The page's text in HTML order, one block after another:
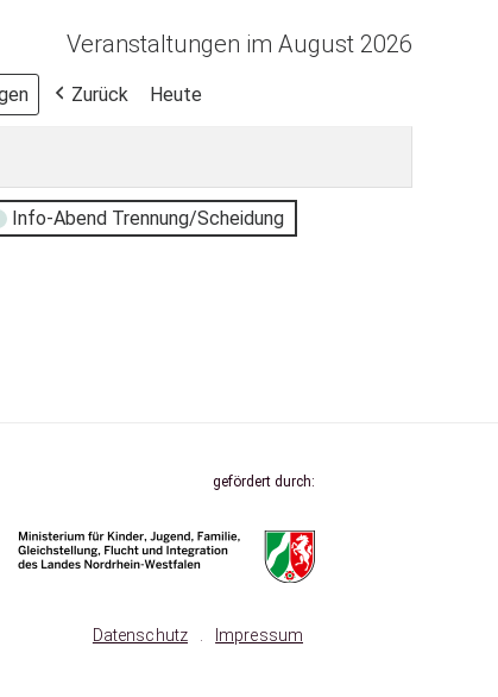
Veranstaltungen im August 2026
Zurück Heute
Info-Abend Trennung/Scheidung
gefördert durch:
Datenschutz Impressum